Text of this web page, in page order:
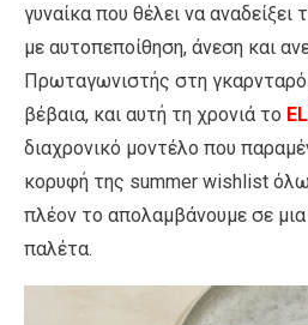
γυναίκα που θέλει να
με αυτοπεποίθηση, άνεση και
Πρωταγωνιστής στη
βέβαια, και αυτή τη χρονιά το
διαχρονικό μοντέλο που
κορυφή της summer wishlist
πλέον το απολαμβάνουμε σε μια
παλέτα.